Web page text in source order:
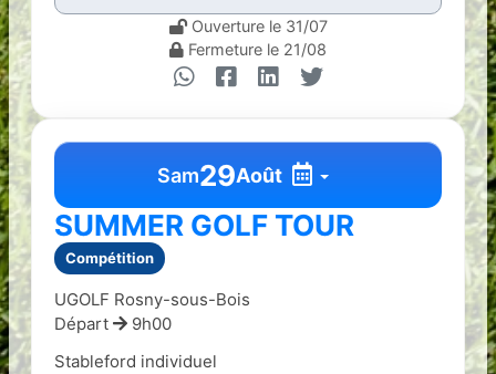
Ouverture le 31/07
Fermeture le 21/08
Sam29Août
SUMMER GOLF TOUR
Compétition
UGOLF Rosny-sous-Bois
Départ
9h00
Stableford individuel